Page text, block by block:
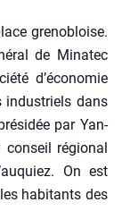
gre­no­bloise.
de Mina­tec
d’économie
indus­triels dans
par Yan­
conseil régio­nal
On est
habi­tants des